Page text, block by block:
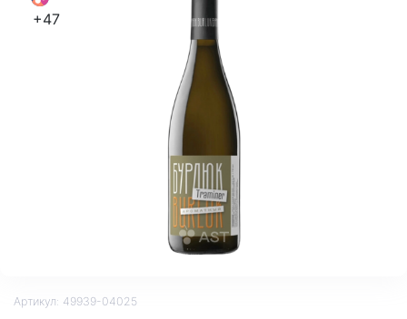
+47
Артикул: 49939-04025